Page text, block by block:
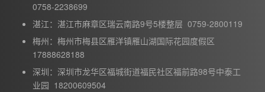
0758-2238699
湛江：湛江市麻章区瑞云南路9号5楼整层 0759-2800119
梅州：梅州市梅县区雁洋镇雁山湖国际花园度假区
17888628188
深圳：深圳市龙华区福城街道福民社区福前路98号中泰工
业园 18200609504